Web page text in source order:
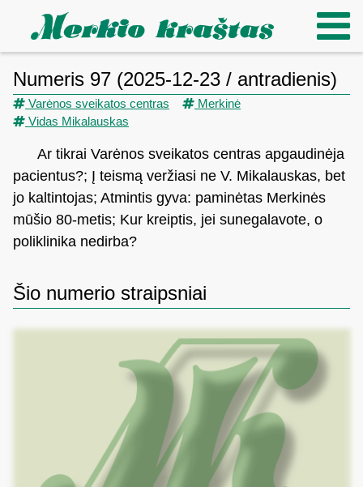
Numeris 97 (2025-12-23 / antradienis)
Varėnos sveikatos centras
Merkinė
Vidas Mikalauskas
Ar tikrai Varėnos sveikatos centras apgaudinėja
pacientus?; Į teismą veržiasi ne V. Mikalauskas, bet
jo kaltintojas; Atmintis gyva: paminėtas Merkinės
mūšio 80-metis; Kur kreiptis, jei sunegalavote, o
poliklinika nedirba?
Šio numerio straipsniai